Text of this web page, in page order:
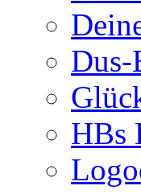
HBs